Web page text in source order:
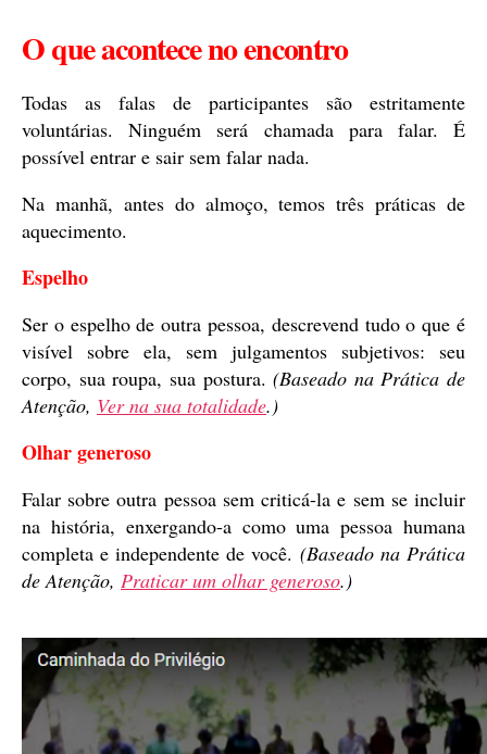
O que acontece no encontro
Todas as falas de participantes são estritamente
voluntárias. Ninguém será chamada para falar. É
possível entrar e sair sem falar nada.
Na manhã, antes do almoço, temos três práticas de
aquecimento.
Espelho
Ser o espelho de outra pessoa, descrevend tudo o que é
visível sobre ela, sem julgamentos subjetivos: seu
corpo, sua roupa, sua postura.(Baseado na Prática de
Atenção, Ver na sua totalidade.)
Olhar generoso
Falar sobre outra pessoa sem criticá-la e sem se incluir
na história, enxergando-a como uma pessoa humana
completa e independente de você. (Baseado na Prática
de Atenção, Praticar um olhar generoso.)